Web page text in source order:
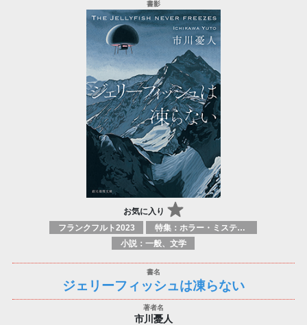
お気に入り
フランクフルト2023
特集：ホラー・ミステリー
小説：一般、文学
ジェリーフィッシュは凍らない
市川憂人